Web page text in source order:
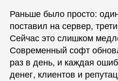
Раньше было просто:
поставил на сервер,
Сейчас это слишком
Современный софт
раз в день, и каждая
денег, клиентов и